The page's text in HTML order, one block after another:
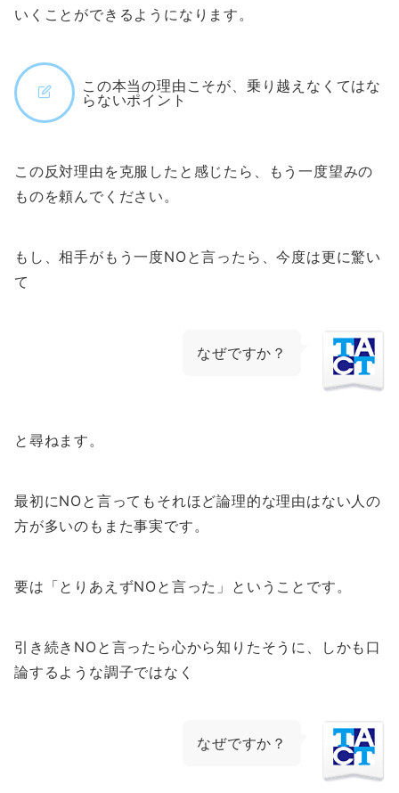
いくことができるようになります。
この本当の理由こそが、乗り越えなくてはな
らないポイント
この反対理由を克服したと感じたら、もう一度望みの
ものを頼んでください。
もし、相手がもう一度NOと言ったら、今度は更に驚い
て
なぜですか？
と尋ねます。
最初にNOと言ってもそれほど論理的な理由はない人の
方が多いのもまた事実です。
要は「とりあえずNOと言った」ということです。
引き続きNOと言ったら心から知りたそうに、しかも口
論するような調子ではなく
なぜですか？